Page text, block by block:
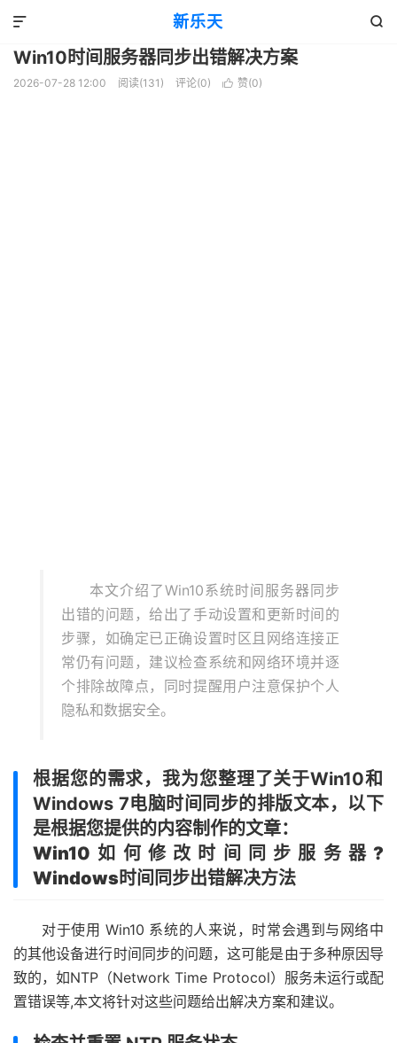
新乐天 

服务器
Win10时间服务器同步出错解决方案
2026-07-28 12:00 阅读(131) 评论(0)  赞(0)
本文介绍了Win10系统时间服务器同步
出错的问题，给出了手动设置和更新时间的
步骤，如确定已正确设置时区且网络连接正
常仍有问题，建议检查系统和网络环境并逐
个排除故障点，同时提醒用户注意保护个人
隐私和数据安全。
根据您的需求，我为您整理了关于Win10和
Windows 7电脑时间同步的排版文本，以下
是根据您提供的内容制作的文章：
Win10如何修改时间同步服务器?
Windows时间同步出错解决方法
对于使用 Win10 系统的人来说，时常会遇到与网络中
的其他设备进行时间同步的问题，这可能是由于多种原因导
致的，如NTP（Network Time Protocol）服务未运行或配
置错误等,本文将针对这些问题给出解决方案和建议。